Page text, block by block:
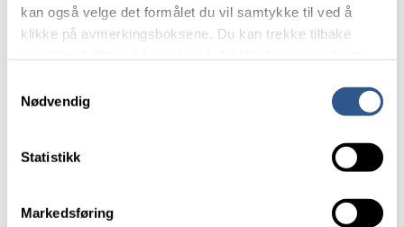
kan også velge det formålet du vil samtykke til ved å
klikke på avmerkingsboksene. Du kan trekke tilbake
Nødvendig
Statistikk
Markedsføring
24. februar 2025 Folk, Historie
Minnemarkering etter Tretten-
ulykken: – Vi skal ikke glemme!
minnemarkering på Tretten stasjon i Gudbrandsdalen. 27
mennesker mistet livet da to tog kolliderte ved Tretten
fått på plass et minnesmerke. Vi skal ikke glemme, sier